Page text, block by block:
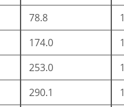
78.8
1
174.0
1
253.0
1
290.1
1